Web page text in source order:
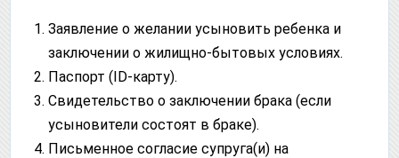
Заявление о желании усыновить ребенка и
заключении о жилищно-бытовых условиях.
Паспорт (ID-карту).
Свидетельство о заключении брака (если
усыновители состоят в браке).
Письменное согласие супруга(и) на